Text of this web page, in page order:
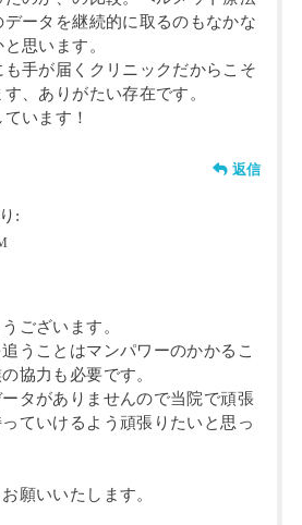
ータを継続的に取るのもなかな
思います。
手が届くクリニックだからこそ
、ありがたい存在です。
います！
返信
:
ございます。
うことはマンパワーのかかるこ
協力も必要です。
タがありませんので当院で頑張
ていけるよう頑張りたいと思っ
願いいたします。